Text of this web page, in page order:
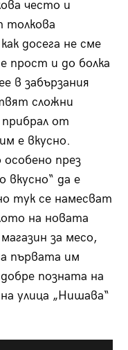
често и
толкова
досега не сме
прост и до болка
в забързания
сложни
от
е вкусно.
през
да е
тук се намесват
на новата
за месо,
първата им
позната на
улица „Нишава“